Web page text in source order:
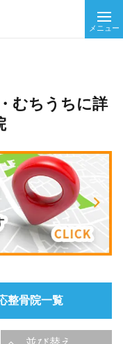
メニュー
むちうちに詳
整骨院一覧